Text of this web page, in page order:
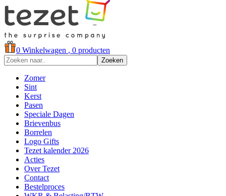
0 Winkelwagen , 0 producten
Zoeken
Zomer
Sint
Kerst
Pasen
Speciale Dagen
Brievenbus
Borrelen
Logo Gifts
Tezet kalender 2026
Acties
Over Tezet
Contact
Bestelproces